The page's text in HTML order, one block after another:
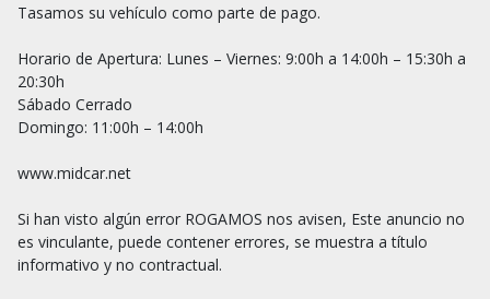
Tasamos su vehículo como parte de pago.
Horario de Apertura: Lunes – Viernes: 9:00h a 14:00h – 15:30h a
20:30h
Sábado Cerrado
Domingo: 11:00h – 14:00h
www.midcar.net
Si han visto algún error ROGAMOS nos avisen, Este anuncio no
es vinculante, puede contener errores, se muestra a título